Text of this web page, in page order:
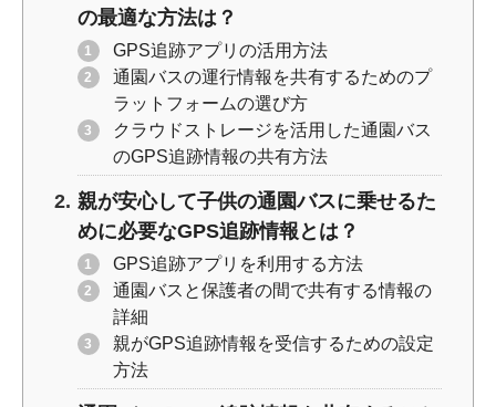
の最適な方法は？
GPS追跡アプリの活用方法
通園バスの運行情報を共有するためのプ
ラットフォームの選び方
クラウドストレージを活用した通園バス
のGPS追跡情報の共有方法
親が安心して子供の通園バスに乗せるた
めに必要なGPS追跡情報とは？
GPS追跡アプリを利用する方法
通園バスと保護者の間で共有する情報の
詳細
親がGPS追跡情報を受信するための設定
方法